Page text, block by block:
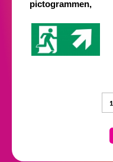
pictogrammen,